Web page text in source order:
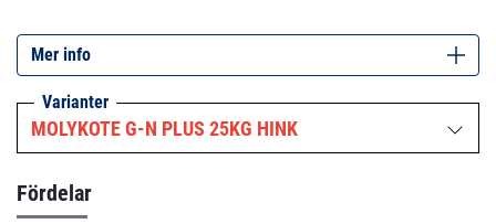
metallbearbetande och hjälper till att förhindra slitage,
demontering, skador och korrosion. Molykote G-N Metal
Assembly Spray är i första hand utformad som ett
smörjmedel för exempelvis glidlager, kugghjul, rörliga
där en pasta i aerosolform önskas. Den är även lämplig till
Mer info
Varianter
MOLYKOTE G-N PLUS 25KG HINK
Fördelar